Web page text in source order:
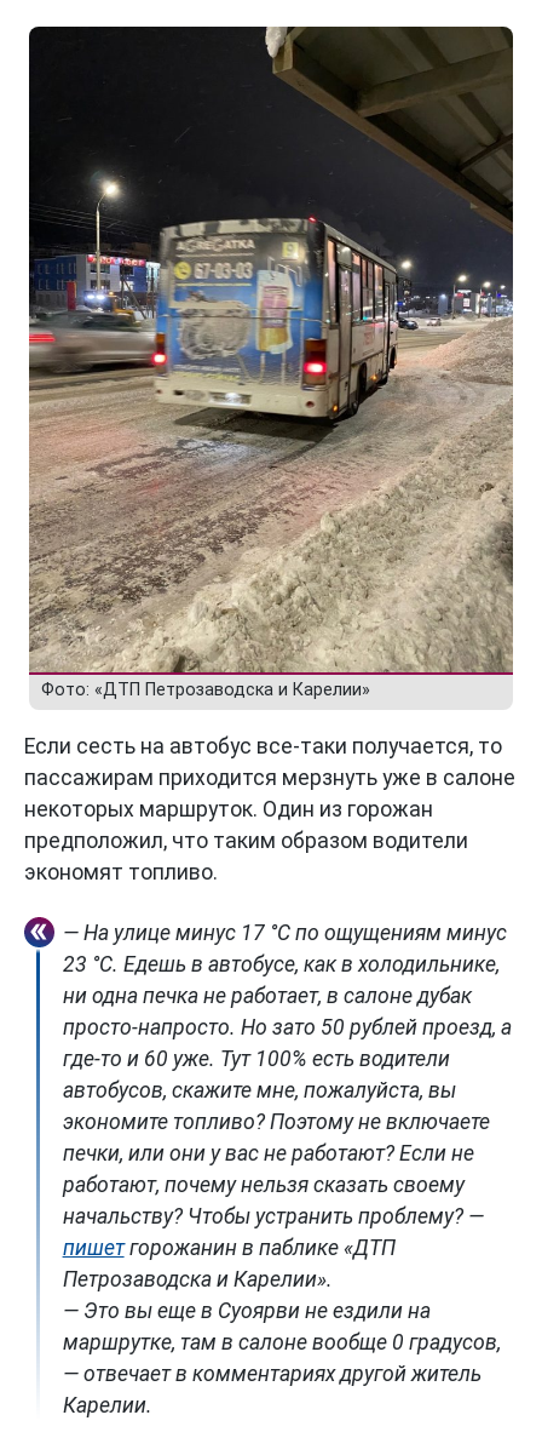
Фото: «ДТП Петрозаводска и Карелии»
Если сесть на автобус все-таки получается, то
пассажирам приходится мерзнуть уже в салоне
некоторых маршруток. Один из горожан
предположил, что таким образом водители
экономят топливо.
— На улице минус 17 °C по ощущениям минус
23 °C. Едешь в автобусе, как в холодильнике,
ни одна печка не работает, в салоне дубак
просто-напросто. Но зато 50 рублей проезд, а
где-то и 60 уже. Тут 100% есть водители
автобусов, скажите мне, пожалуйста, вы
экономите топливо? Поэтому не включаете
печки, или они у вас не работают? Если не
работают, почему нельзя сказать своему
начальству? Чтобы устранить проблему? —
пишетгорожанин в паблике «ДТП
Петрозаводска и Карелии».
— Это вы еще в Суоярви не ездили на
маршрутке, там в салоне вообще 0 градусов,
— отвечает в комментариях другой житель
Карелии.